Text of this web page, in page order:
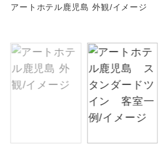
アートホテル鹿児島 外観/イメージ
絶景 絶景スポットに
温泉 温泉地にも宿泊
露天風呂
ご宿泊ホテルに
す。
ご宿泊ホテルに
全てのお食事が